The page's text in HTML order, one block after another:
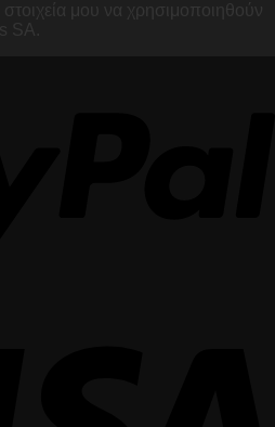
μου να χρησιμοποιηθούν
SA.